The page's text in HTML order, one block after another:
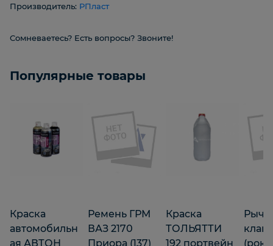
Производитель: РПласт
Сомневаетесь? Есть вопросы? Звоните!
Популярные товары
Краска
автомобильн
ая АВТОН
Ремень ГРМ
ВАЗ 2170
Приора (137)
Краска
ТОЛЬЯТТИ
192 портвейн